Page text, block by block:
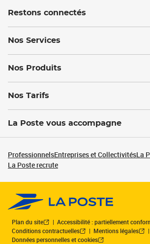
Restons connectés
Nos Services
Nos Produits
Nos Tarifs
La Poste vous accompagne
ProfessionnelsEntreprises et CollectivitésLa
La Poste recrute
Plan du site
Accessibilité : partiellement
Conditions contractuelles
Mentions légales
Données personnelles et cookies